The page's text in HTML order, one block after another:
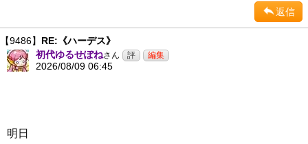
返信
【9486】 RE:《ハーデス》
初代ゆるせぽねさん
2026/08/09 06:45
明日